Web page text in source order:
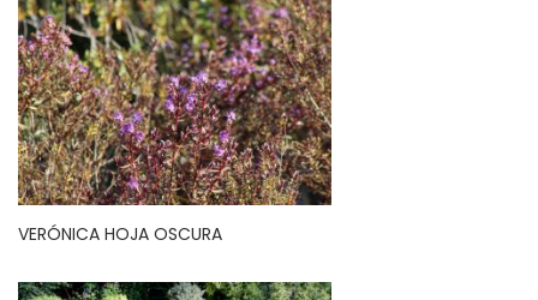
VERÓNICA HOJA OSCURA